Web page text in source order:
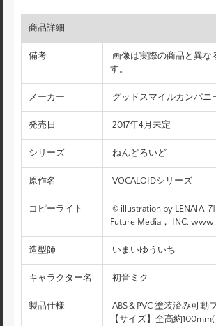
商品詳細
備考
画像は実際の商品と異な
す。
メーカー グッドスマイルカンパニ
発売日 2017年4月未定
シリーズ ねんどろいど
原作名 VOCALOIDシリーズ
コピーライト
© illustration by LENA[A-
Future Media， INC.
造型師 いまいゆういち
キャラクター名 初音ミク
製品仕様
ABS＆PVC 塗装済み可動
【サイズ】全高約